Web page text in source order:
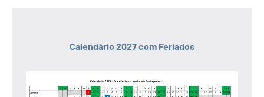
Calendário 2027 com Feriados